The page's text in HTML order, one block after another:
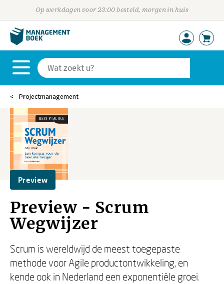
Op werkdagen voor 23:00 besteld, morgen in huis
Projectmanagement
Preview
Preview - Scrum
Wegwijzer
Scrum is wereldwijd de meest toegepaste
methode voor Agile productontwikkeling, en
kende ook in Nederland een exponentiële groei.